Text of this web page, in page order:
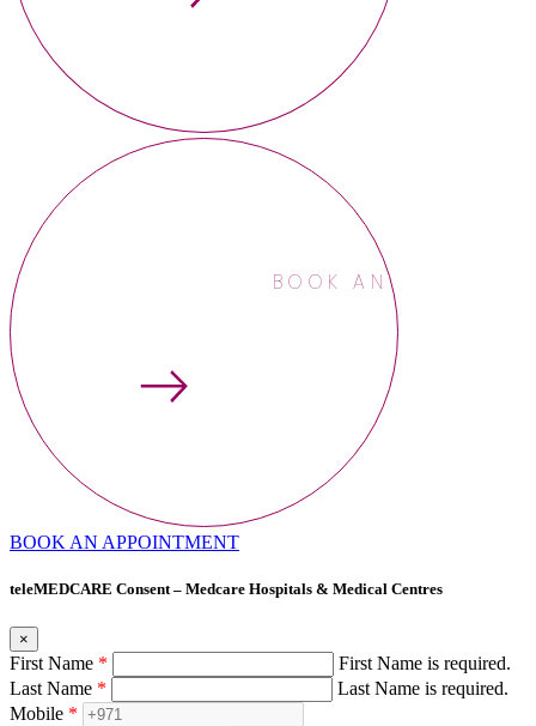
BOOK AN
BOOK AN APPOINTMENT
teleMEDCARE Consent – Medcare Hospitals & Medical Centres
×
First Name *
First Name is required.
Last Name *
Last Name is required.
Mobile *